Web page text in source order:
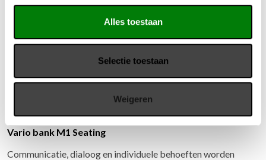
Alles toestaan
Selectie toestaan
Weigeren
Vario bank M1 Seating
Communicatie, dialoog en individuele behoeften worden